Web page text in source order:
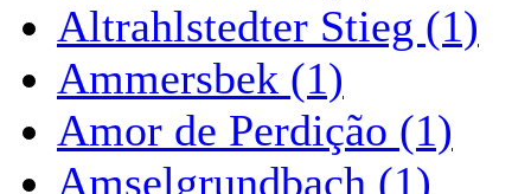
Altrahlstedter Stieg (1)
Ammersbek (1)
Amor de Perdição (1)
Amselgrundbach (1)